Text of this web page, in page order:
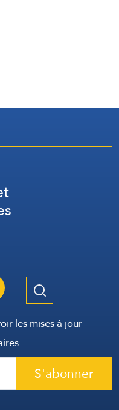
les mises à jour
S'abonner